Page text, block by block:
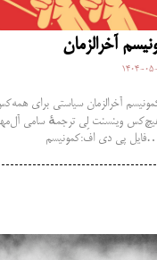
آخرالزمان
1404-
آخرالزمان سیاستی برای
وینسنت لِی ترجمهٔ سامی
اف:کمونیسم…